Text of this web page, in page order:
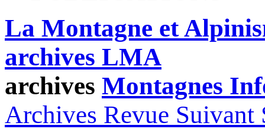
La Montagne et
archives LMA
archives Montagnes
Archives Revue Suivant